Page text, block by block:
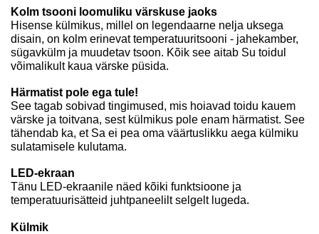
Kolm tsooni loomuliku värskuse jaoks
Hisense külmikus, millel on legendaarne nelja uksega
disain, on kolm erinevat temperatuuritsooni - jahekamber,
sügavkülm ja muudetav tsoon. Kõik see aitab Su toidul
võimalikult kaua värske püsida.
Härmatist pole ega tule!
See tagab sobivad tingimused, mis hoiavad toidu kauem
värske ja toitvana, sest külmikus pole enam härmatist. See
tähendab ka, et Sa ei pea oma väärtuslikku aega külmiku
sulatamisele kulutama.
LED-ekraan
Tänu LED-ekraanile näed kõiki funktsioone ja
temperatuurisätteid juhtpaneelilt selgelt lugeda.
Külmik